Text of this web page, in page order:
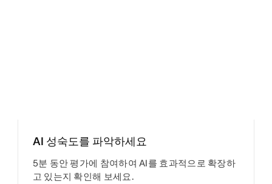
AI 성숙도를 파악하세요
5분 동안 평가에 참여하여 AI를 효과적으로 확장하
고 있는지 확인해 보세요.